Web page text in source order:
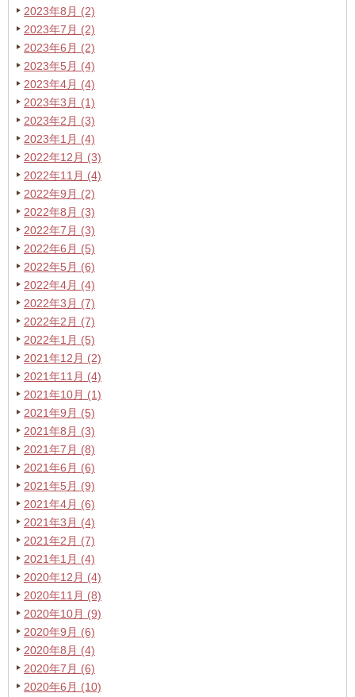
2023年8月 (2)
2023年7月 (2)
2023年6月 (2)
2023年5月 (4)
2023年4月 (4)
2023年3月 (1)
2023年2月 (3)
2023年1月 (4)
2022年12月 (3)
2022年11月 (4)
2022年9月 (2)
2022年8月 (3)
2022年7月 (3)
2022年6月 (5)
2022年5月 (6)
2022年4月 (4)
2022年3月 (7)
2022年2月 (7)
2022年1月 (5)
2021年12月 (2)
2021年11月 (4)
2021年10月 (1)
2021年9月 (5)
2021年8月 (3)
2021年7月 (8)
2021年6月 (6)
2021年5月 (9)
2021年4月 (6)
2021年3月 (4)
2021年2月 (7)
2021年1月 (4)
2020年12月 (4)
2020年11月 (8)
2020年10月 (9)
2020年9月 (6)
2020年8月 (4)
2020年7月 (6)
2020年6月 (10)